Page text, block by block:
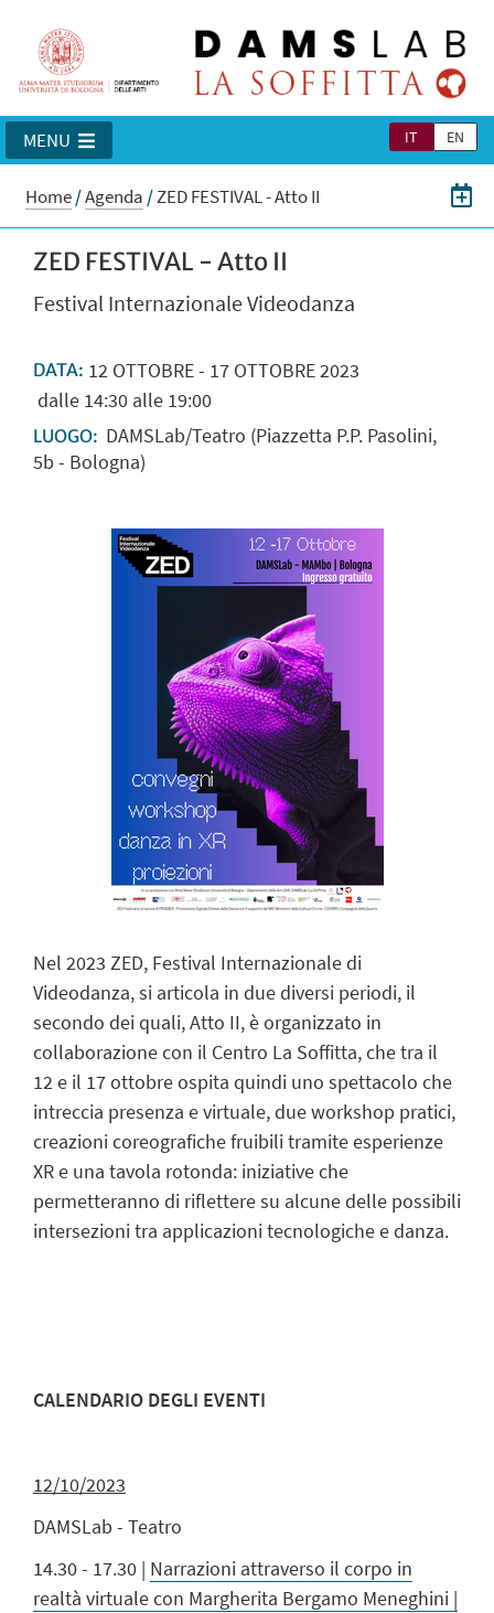
IT EN
MENU
Home/Agenda /ZED FESTIVAL - Atto II
ZED FESTIVAL - Atto II
Festival Internazionale Videodanza
DATA: 12OTTOBRE- 17 OTTOBRE2023
dalle 14:30 alle 19:00
LUOGO: DAMSLab/Teatro (Piazzetta P.P. Pasolini,
5b - Bologna)
Nel 2023 ZED, Festival Internazionale di
Videodanza, si articola in due diversi periodi, il
secondo dei quali, Atto II, è organizzato in
collaborazione con il Centro La Soffitta, che tra il
12 e il 17 ottobre ospita quindi uno spettacolo che
intreccia presenza e virtuale, due workshop pratici,
creazioni coreografiche fruibili tramite esperienze
XR e una tavola rotonda: iniziative che
permetteranno di riflettere su alcune delle possibili
intersezioni tra applicazioni tecnologiche e danza.
CALENDARIO DEGLI EVENTI
12/10/2023
DAMSLab - Teatro
14.30 - 17.30 | Narrazioni attraverso il corpo in
realtà virtuale con Margherita Bergamo Meneghini |